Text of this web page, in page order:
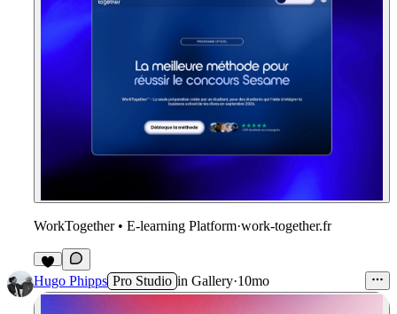
WorkTogether • E-learning Platform·work-together.fr
1
Hugo Phipps Pro Studio in Gallery·10mo